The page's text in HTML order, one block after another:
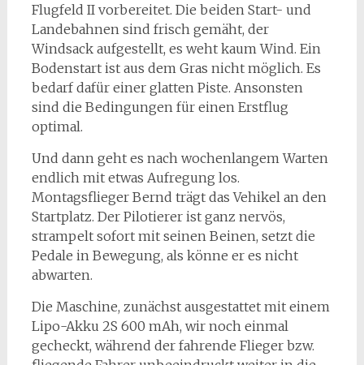
Flugfeld II vorbereitet. Die beiden Start- und
Landebahnen sind frisch gemäht, der
Windsack aufgestellt, es weht kaum Wind. Ein
Bodenstart ist aus dem Gras nicht möglich. Es
bedarf dafür einer glatten Piste. Ansonsten
sind die Bedingungen für einen Erstflug
optimal.
Und dann geht es nach wochenlangem Warten
endlich mit etwas Aufregung los.
Montagsflieger Bernd trägt das Vehikel an den
Startplatz. Der Pilotierer ist ganz nervös,
strampelt sofort mit seinen Beinen, setzt die
Pedale in Bewegung, als könne er es nicht
abwarten.
Die Maschine, zunächst ausgestattet mit einem
Lipo-Akku 2S 600 mAh, wir noch einmal
gecheckt, während der fahrende Flieger bzw.